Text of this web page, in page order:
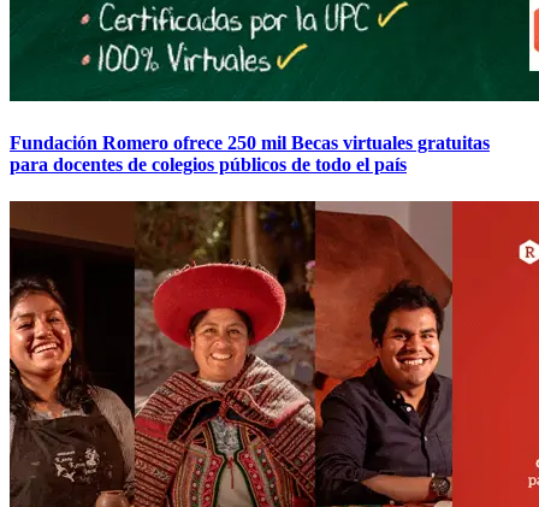
Fundación Romero ofrece 250 mil Becas virtuales gratuitas
para docentes de colegios públicos de todo el país